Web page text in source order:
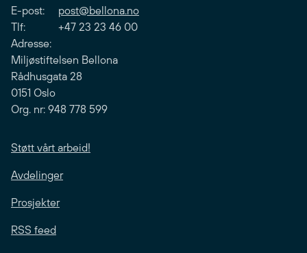
E-post: post@bellona.no
Tlf: +47 23 23 46 00
Adresse:
Miljøstiftelsen Bellona
Rådhusgata 28
0151 Oslo
Org. nr: 948 778 599
Støtt vårt arbeid!
Avdelinger
Prosjekter
RSS feed